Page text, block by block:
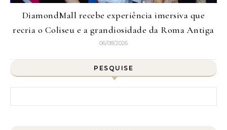
DiamondMall recebe experiência imersiva que
recria o Coliseu e a grandiosidade da Roma Antiga
06/08/2026
PESQUISE